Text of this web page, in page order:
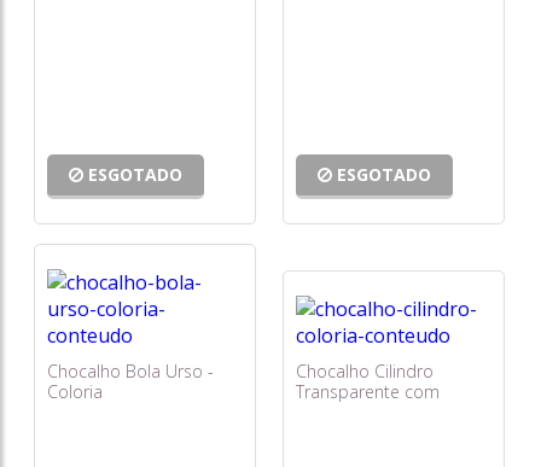
ESGOTADO ESGOTADO
Chocalho Bola Urso -
Coloria
Chocalho Cilindro
Transparente com